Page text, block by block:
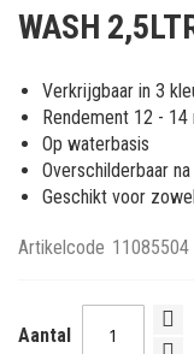
van
afbeeldingen-
gallerij
WASH
Verkrijgbaar in 3
Rendement 12 -
Op waterbasis
Overschilderbaar
Geschikt voor
Artikelcode 11085504
Aantal